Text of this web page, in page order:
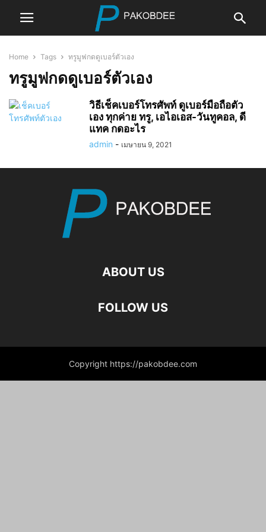
Home Tags ทรูมูฟกดดูเบอร์ตัวเอง
ทรูมูฟกดดูเบอร์ตัวเอง
วิธีเช็คเบอร์โทรศัพท์ ดูเบอร์มือถือตัว
เอง ทุกค่าย ทรู, เอไอเอส-วันทูคอล, ดี
แทค กดอะไร
admin - เมษายน 9, 2021
ABOUT US
FOLLOW US
Copyright https://pakobdee.com